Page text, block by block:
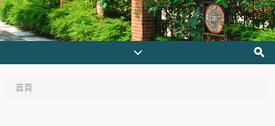
首頁